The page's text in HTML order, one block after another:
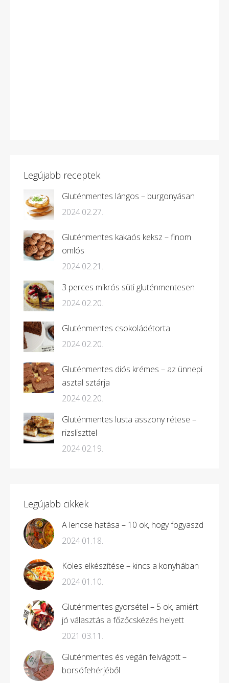
Legújabb receptek
Gluténmentes lángos – burgonyásan
2024.02.27.
Gluténmentes kakaós keksz – finom
omlós
2024.02.21.
3 perces mikrós süti gluténmentesen
2024.02.20.
Gluténmentes csokoládétorta
2024.02.20.
Gluténmentes diós krémes – az ünnepi
asztal sztárja
2024.02.20.
Gluténmentes lusta asszony rétese –
rizsliszttel
2024.02.19.
Legújabb cikkek
A lencse hatása – 10 ok, hogy fogyaszd
2024.01.18.
Köles elkészítése – kincs a konyhában
2024.01.10.
Gluténmentes gyorsétel – 5 ok, amiért
jó választás a főzőcskézés helyett
2021.03.11.
Gluténmentes és vegán felvágott –
borsófehérjéből